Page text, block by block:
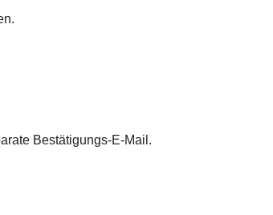
Bestätigungs-E-Mail.